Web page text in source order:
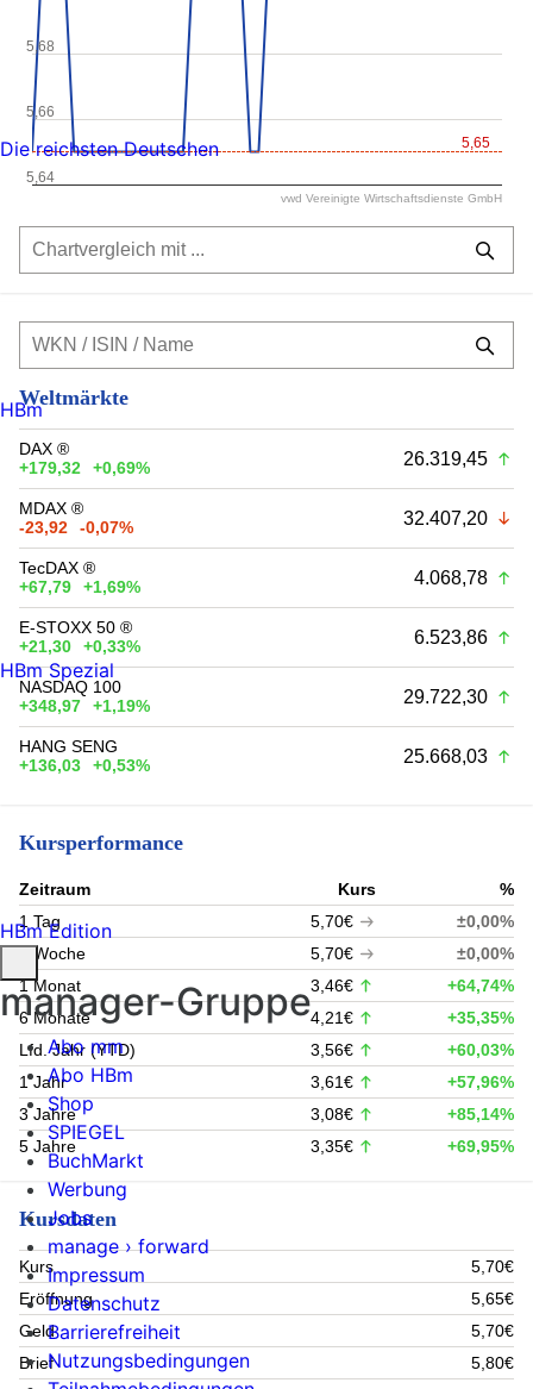
5,65
5,64
5,66
5,68
vwd Vereinigte Wirtschaftsdienste GmbH
Weltmärkte
DAX ®
+179,32
+0,69% 26.319,45
MDAX ®
-23,92
-0,07% 32.407,20
TecDAX ®
+67,79
+1,69% 4.068,78
E-STOXX 50 ®
+21,30
+0,33% 6.523,86
NASDAQ 100
+348,97
+1,19% 29.722,30
HANG SENG
+136,03
+0,53% 25.668,03
Kursperformance
Zeitraum Kurs
%
1 Tag
5,70€
±0,00%
1 Woche
5,70€
±0,00%
1 Monat
3,46€
+64,74%
6 Monate
4,21€
+35,35%
Lfd. Jahr (YTD)
3,56€
+60,03%
1 Jahr
3,61€
+57,96%
3 Jahre
3,08€
+85,14%
5 Jahre
3,35€ +69,95%
Kursdaten
Kurs
5,70€
Eröffnung
5,65€
Geld
5,70€
Brief
5,80€
Die reichsten Deutschen
HBm
HBm Spezial
HBm Edition
manager-Gruppe
Abo mm
Abo HBm
Shop
SPIEGEL
BuchMarkt
Werbung
Jobs
manage › forward
Impressum
Datenschutz
Barrierefreiheit
Nutzungsbedingungen